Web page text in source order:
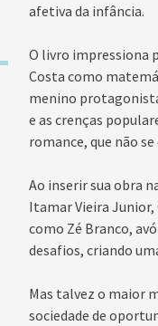
afetiva da infância.
O livro impressiona
Costa como
menino
e as crenças
romance, que não
Ao inserir sua obra
Itamar Vieira
como Zé Branco,
desafios, criando
Mas talvez o maior
sociedade de